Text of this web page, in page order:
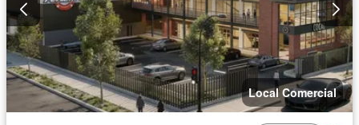
Local Comercial